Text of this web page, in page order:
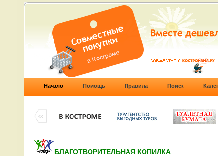
Начало Помощь Правила Поиск
БЛАГОТВОРИТЕЛЬНАЯ КОПИЛКА